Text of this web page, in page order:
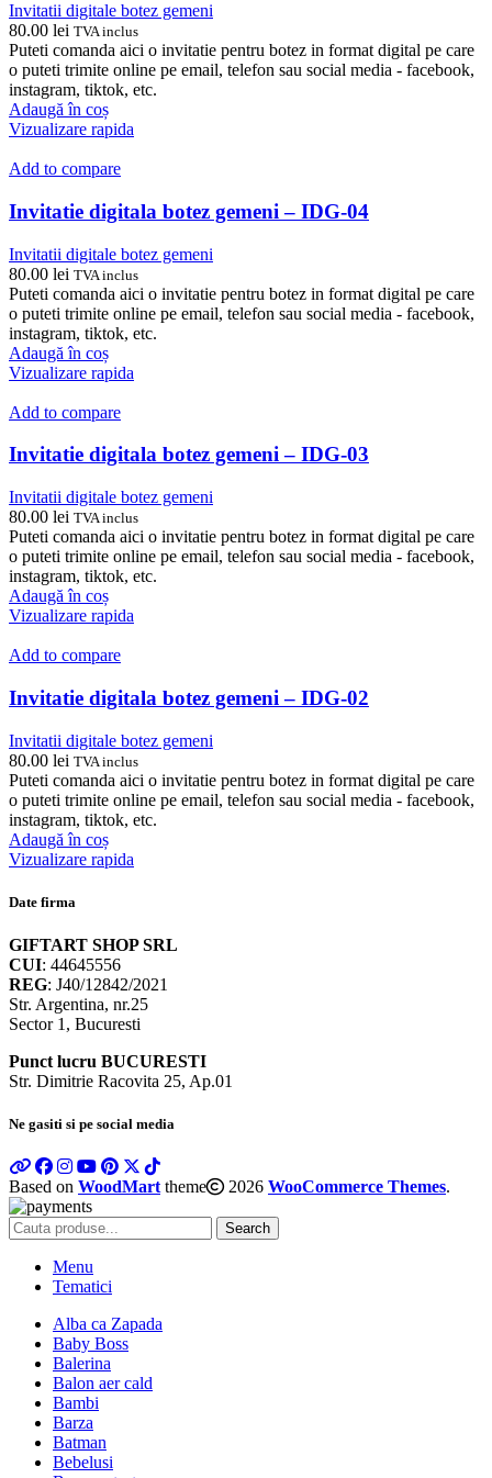
Invitatii digitale botez gemeni
80.00 lei TVA inclus
Puteti comanda aici o invitatie pentru botez in format digital pe care
o puteti trimite online pe email, telefon sau social media - facebook,
instagram, tiktok, etc.
Adaugă în coș
Vizualizare rapida
Add to compare
Invitatie digitala botez gemeni – IDG-04
Invitatii digitale botez gemeni
80.00 lei TVA inclus
Puteti comanda aici o invitatie pentru botez in format digital pe care
o puteti trimite online pe email, telefon sau social media - facebook,
instagram, tiktok, etc.
Adaugă în coș
Vizualizare rapida
Add to compare
Invitatie digitala botez gemeni – IDG-03
Invitatii digitale botez gemeni
80.00 lei TVA inclus
Puteti comanda aici o invitatie pentru botez in format digital pe care
o puteti trimite online pe email, telefon sau social media - facebook,
instagram, tiktok, etc.
Adaugă în coș
Vizualizare rapida
Add to compare
Invitatie digitala botez gemeni – IDG-02
Invitatii digitale botez gemeni
80.00 lei TVA inclus
Puteti comanda aici o invitatie pentru botez in format digital pe care
o puteti trimite online pe email, telefon sau social media - facebook,
instagram, tiktok, etc.
Adaugă în coș
Vizualizare rapida
Date firma
GIFTART SHOP SRL
CUI: 44645556
REG: J40/12842/2021
Str. Argentina, nr.25
Sector 1, Bucuresti
Punct lucru BUCURESTI
Str. Dimitrie Racovita 25, Ap.01
Ne gasiti si pe social media
Based on WoodMart theme 2026 WooCommerce Themes.
Search
Menu
Tematici
Alba ca Zapada
Baby Boss
Balerina
Balon aer cald
Bambi
Barza
Batman
Bebelusi